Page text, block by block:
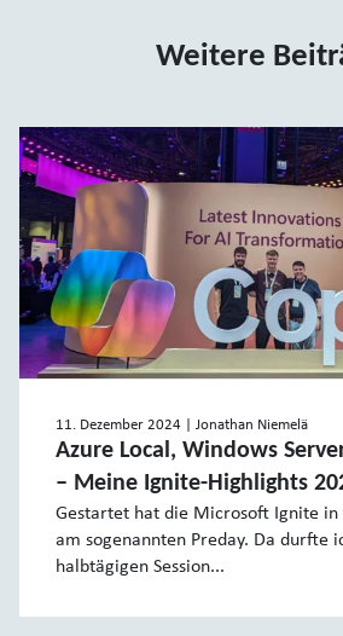
Weitere
11. Dezember 2024 | Jonathan Niemelä
Azure Local, Windows
‒ Meine Ignite-Highlights
Gestartet hat die Microsoft Ignite in
am sogenannten Preday. Da durfte
halbtägigen Session...